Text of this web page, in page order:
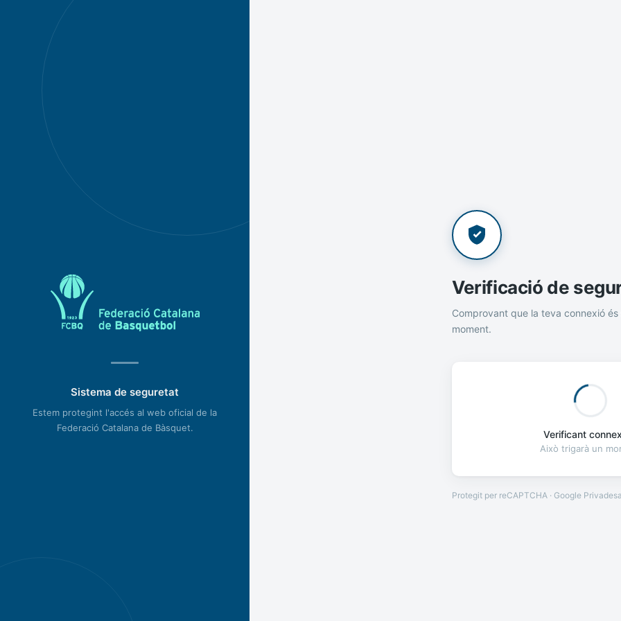
Sistema de seguretat
Estem protegint l'accés al web oficial de la
Federació Catalana de Bàsquet.
Verificació de
Comprovant que la teva connexió és
moment.
Verificant
Això trigarà un
Protegit per reCAPTCHA · Google Privadesa